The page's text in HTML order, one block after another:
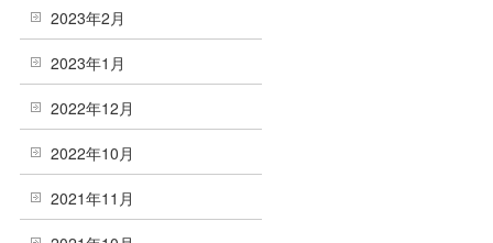
2023年2月
2023年1月
2022年12月
2022年10月
2021年11月